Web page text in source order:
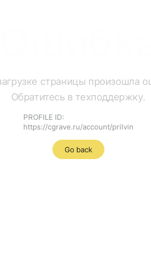
страницы произошла
Обратитесь в техподдержку.
PROFILE ID:
https://cgrave.ru/account/prilvin
Go back